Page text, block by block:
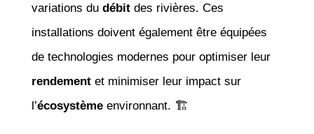
variations du débitdes rivières. Ces
installations doivent également être équipées
de technologies modernes pour optimiser leur
rendementet minimiser leur impact sur
l’écosystèmeenvironnant. 🏗️